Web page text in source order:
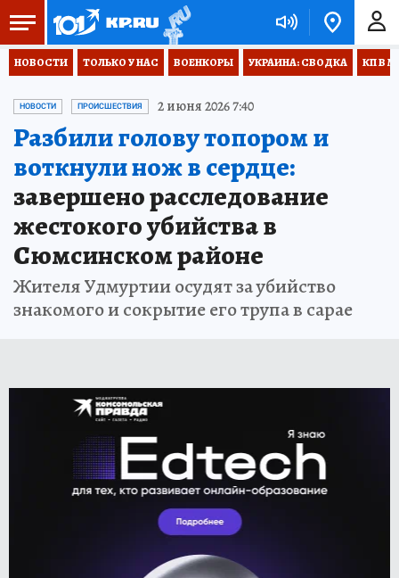
НОВОСТИ ТОЛЬКО У НАС ВОЕНКОРЫ УКРАИНА: СВОДКА КП В
НОВОСТИ ПРОИСШЕСТВИЯ 2 июня 2026 7:40
Разбили голову топором и
воткнули нож в сердце:
завершено расследование
жестокого убийства в
Сюмсинском районе
Жителя Удмуртии осудят за убийство
знакомого и сокрытие его трупа в сарае